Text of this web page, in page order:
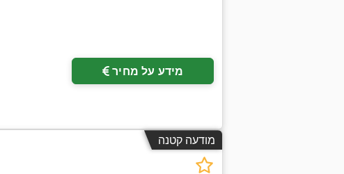
מידע על מחיר
מודעה קטנה